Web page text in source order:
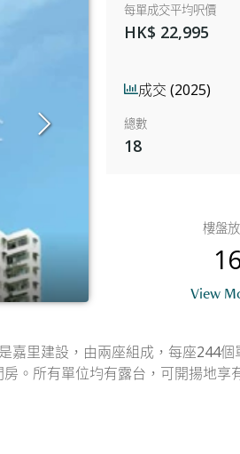
每單成交平均呎價
HK$ 22,995
成交 (2025)
總數
18
樓盤
View
里建設，由兩座組成，每座244
。所有單位均有露台，可開揚地